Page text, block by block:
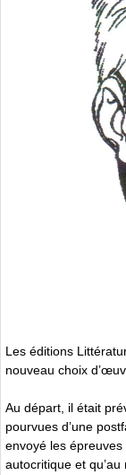
Les éditions
nouveau choix
Au départ, il était
pourvues d’une
envoyé les
autocritique et qu’au